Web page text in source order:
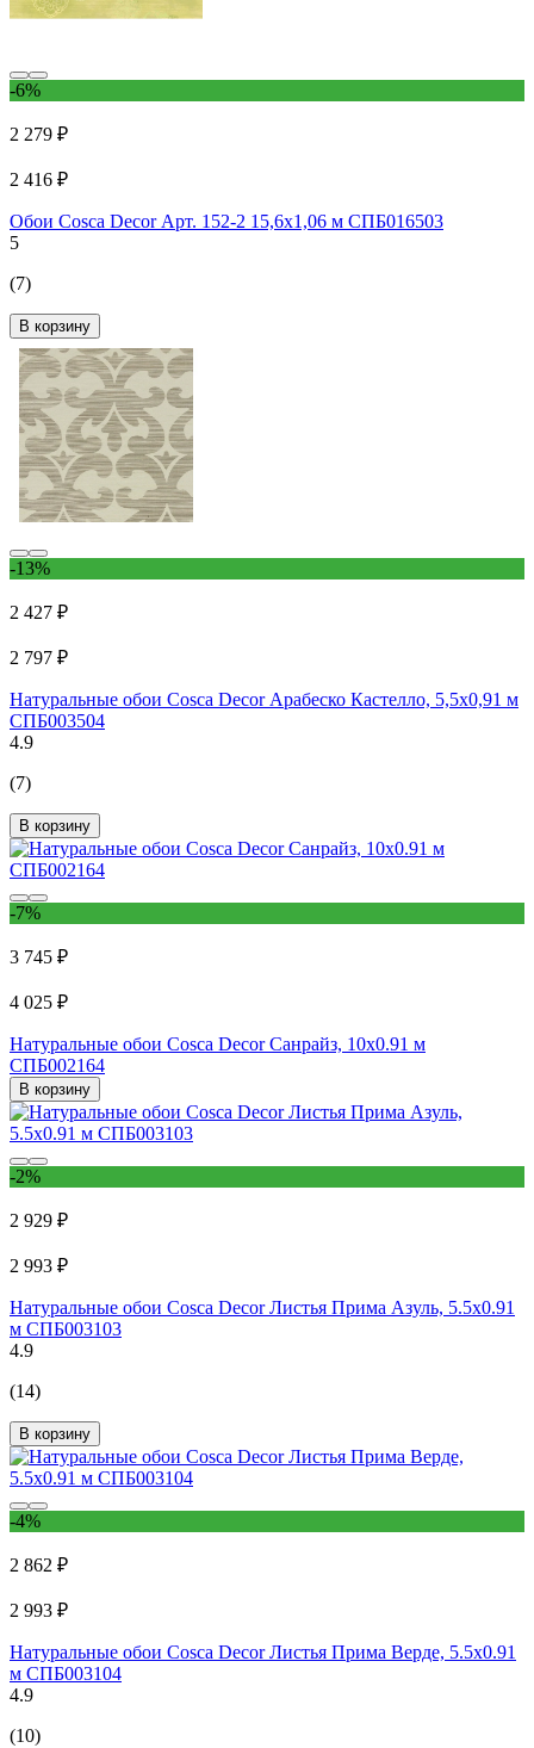
-6%
2 279 ₽
2 416 ₽
Обои Cosca Decor Арт. 152-2 15,6x1,06 м СПБ016503
5
(7)
В корзину
-13%
2 427 ₽
2 797 ₽
Натуральные обои Cosca Decor Арабеско Кастелло, 5,5x0,91 м
СПБ003504
4.9
(7)
В корзину
-7%
3 745 ₽
4 025 ₽
Натуральные обои Cosca Decor Санрайз, 10x0.91 м
СПБ002164
В корзину
-2%
2 929 ₽
2 993 ₽
Натуральные обои Cosca Decor Листья Прима Азуль, 5.5x0.91
м СПБ003103
4.9
(14)
В корзину
-4%
2 862 ₽
2 993 ₽
Натуральные обои Cosca Decor Листья Прима Верде, 5.5x0.91
м СПБ003104
4.9
(10)